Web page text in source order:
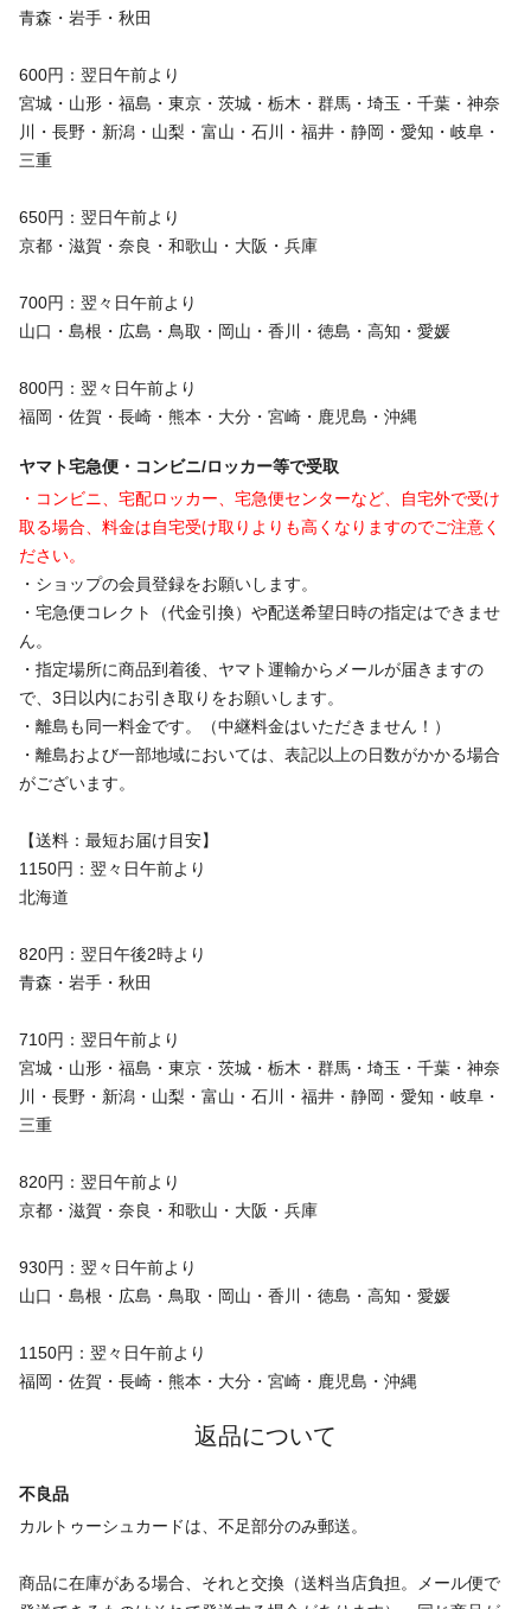
青森・岩手・秋田
600円：翌日午前より
宮城・山形・福島・東京・茨城・栃木・群馬・埼玉・千葉・神奈
川・長野・新潟・山梨・富山・石川・福井・静岡・愛知・岐阜・
三重
650円：翌日午前より
京都・滋賀・奈良・和歌山・大阪・兵庫
700円：翌々日午前より
山口・島根・広島・鳥取・岡山・香川・徳島・高知・愛媛
800円：翌々日午前より
福岡・佐賀・長崎・熊本・大分・宮崎・鹿児島・沖縄
ヤマト宅急便・コンビニ/ロッカー等で受取
・コンビニ、宅配ロッカー、宅急便センターなど、自宅外で受け
取る場合、料金は自宅受け取りよりも高くなりますのでご注意く
ださい。
・ショップの会員登録をお願いします。
・宅急便コレクト（代金引換）や配送希望日時の指定はできませ
ん。
・指定場所に商品到着後、ヤマト運輸からメールが届きますの
で、3日以内にお引き取りをお願いします。
・離島も同一料金です。（中継料金はいただきません！）
・離島および一部地域においては、表記以上の日数がかかる場合
がございます。
【送料：最短お届け目安】
1150円：翌々日午前より
北海道
820円：翌日午後2時より
青森・岩手・秋田
710円：翌日午前より
宮城・山形・福島・東京・茨城・栃木・群馬・埼玉・千葉・神奈
川・長野・新潟・山梨・富山・石川・福井・静岡・愛知・岐阜・
三重
820円：翌日午前より
京都・滋賀・奈良・和歌山・大阪・兵庫
930円：翌々日午前より
山口・島根・広島・鳥取・岡山・香川・徳島・高知・愛媛
1150円：翌々日午前より
福岡・佐賀・長崎・熊本・大分・宮崎・鹿児島・沖縄
返品について
不良品
カルトゥーシュカードは、不足部分のみ郵送。
商品に在庫がある場合、それと交換（送料当店負担。メール便で